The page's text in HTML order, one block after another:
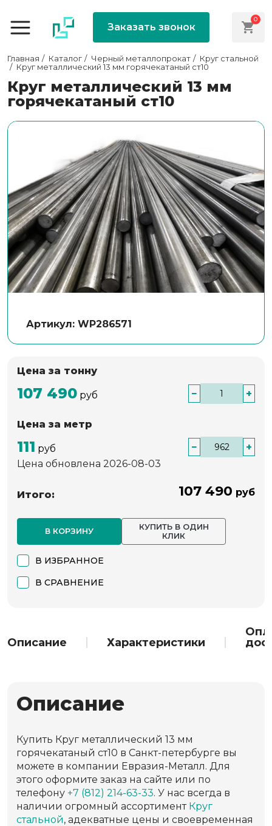
Заказать звонок
0
Главная Каталог Черный металлопрокат
Круг стальной
Круг металлический 13 мм горячекатаный ст10
Круг металлический 13 мм
горячекатаный ст10
Артикул: WP286571
Цена за тонну
107 490 руб − +
Цена за метр
111 руб −
+
Цена обновлена 2026-08-03
Итого: 107 490 руб
В КОРЗИНУ
КУПИТЬ В ОДИН
КЛИК
В ИЗБРАННОЕ
В СРАВНЕНИЕ
Описание Характеристики
Описание
Купить Круг металлический 13 мм
горячекатаный ст10 в Санкт-петербурге вы
можете в компании Евразия-Металл. Для
этого оформите заказ на сайте или по
телефону +7 (812) 214-63-33. У нас всегда в
наличии огромный ассортимент Круг
стальной, адекватные цены и своевременная